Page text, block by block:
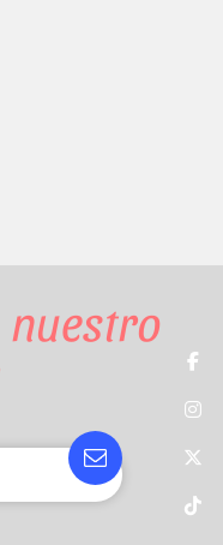
nuestro